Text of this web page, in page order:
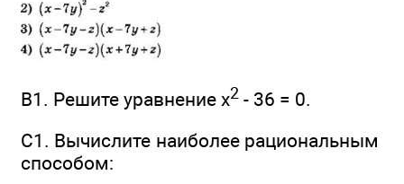
B1. Решите уравнение x2 - 36 = 0.
C1. Вычислите наиболее рациональным
способом: